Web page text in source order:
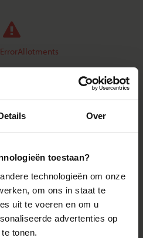
Over
toestaan?
technologieën om onze
om ons in staat te
uit te voeren en om u
advertenties op
tonen.